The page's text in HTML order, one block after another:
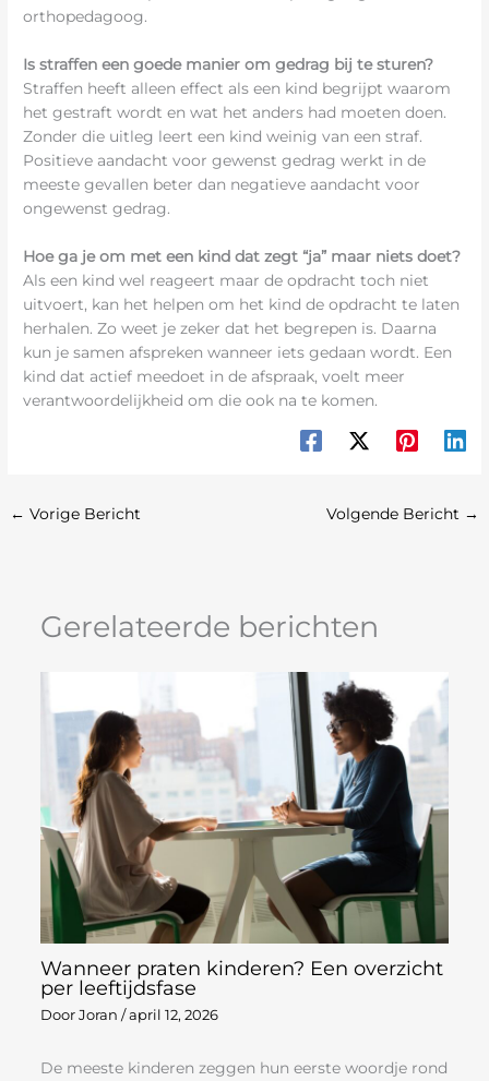
orthopedagoog.
Is straffen een goede manier om gedrag bij te sturen?
Straffen heeft alleen effect als een kind begrijpt waarom
het gestraft wordt en wat het anders had moeten doen.
Zonder die uitleg leert een kind weinig van een straf.
Positieve aandacht voor gewenst gedrag werkt in de
meeste gevallen beter dan negatieve aandacht voor
ongewenst gedrag.
Hoe ga je om met een kind dat zegt “ja” maar niets doet?
Als een kind wel reageert maar de opdracht toch niet
uitvoert, kan het helpen om het kind de opdracht te laten
herhalen. Zo weet je zeker dat het begrepen is. Daarna
kun je samen afspreken wanneer iets gedaan wordt. Een
kind dat actief meedoet in de afspraak, voelt meer
verantwoordelijkheid om die ook na te komen.
← Vorige Bericht Volgende Bericht →
Gerelateerde berichten
Wanneer praten kinderen? Een overzicht
per leeftijdsfase
Door Joran /april 12, 2026
De meeste kinderen zeggen hun eerste woordje rond